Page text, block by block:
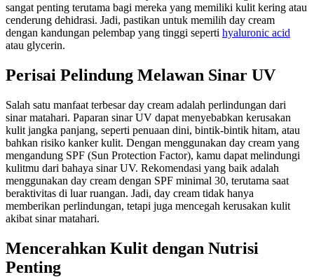
sangat penting terutama bagi mereka yang memiliki kulit kering atau
cenderung dehidrasi. Jadi, pastikan untuk memilih day cream
dengan kandungan pelembap yang tinggi seperti hyaluronic acid
atau glycerin.
Perisai Pelindung Melawan Sinar UV
Salah satu manfaat terbesar day cream adalah perlindungan dari
sinar matahari. Paparan sinar UV dapat menyebabkan kerusakan
kulit jangka panjang, seperti penuaan dini, bintik-bintik hitam, atau
bahkan risiko kanker kulit. Dengan menggunakan day cream yang
mengandung SPF (Sun Protection Factor), kamu dapat melindungi
kulitmu dari bahaya sinar UV. Rekomendasi yang baik adalah
menggunakan day cream dengan SPF minimal 30, terutama saat
beraktivitas di luar ruangan. Jadi, day cream tidak hanya
memberikan perlindungan, tetapi juga mencegah kerusakan kulit
akibat sinar matahari.
Mencerahkan Kulit dengan Nutrisi
Penting